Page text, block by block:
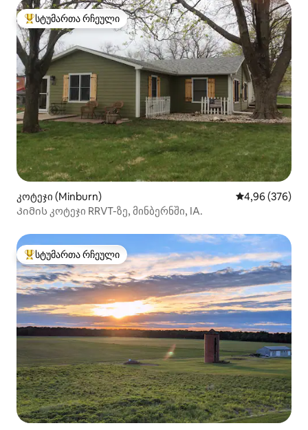
სტუმართა რჩეული მოწინავე ვარიანტი
სტუმართა რჩეული
კოტეჯი (Minburn) საშუალო
4,96 (376)
Კიმის კოტეჯი RRVT-ზე, მინბერნში, IA.
სტუმართა რჩეული მოწინავე ვარიანტი
სტუმართა რჩეული